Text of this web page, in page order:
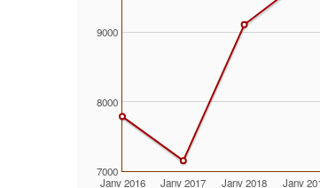
Janv 2016 Janv 2017 Janv 2018 Janv
7000
8000
9000